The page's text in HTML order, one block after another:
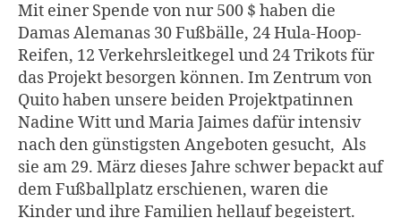
Mit einer Spende von nur 500 $ haben die
Damas Alemanas 30 Fußbälle, 24 Hula-Hoop-
Reifen, 12 Verkehrsleitkegel und 24 Trikots für
das Projekt besorgen können. Im Zentrum von
Quito haben unsere beiden Projektpatinnen
Nadine Witt und Maria Jaimes dafür intensiv
nach den günstigsten Angeboten gesucht, Als
sie am 29. März dieses Jahre schwer bepackt auf
dem Fußballplatz erschienen, waren die
Kinder und ihre Familien hellauf begeistert.